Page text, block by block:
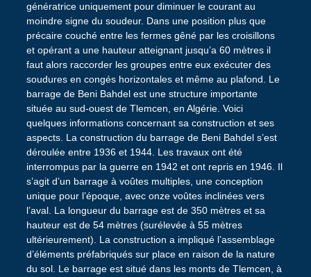
génératrice uniquement pour diminuer le courant au
moindre signe du soudeur. Dans une position plus que
précaire couché entre les fermes gêné par les croisillons
et opérant a une hauteur atteignant jusqu’a 60 mètres il
faut alors raccorder les groupes entre eux exécuter des
soudures en congés horizontales et même au plafond. Le
barrage de Beni Bahdel est une structure importante
située au sud-ouest de Tlemcen, en Algérie. Voici
quelques informations concernant sa construction et ses
aspects. La construction du barrage de Beni Bahdel s’est
déroulée entre 1936 et 1944. Les travaux ont été
interrompus par la guerre en 1942 et ont repris en 1946. Il
s’agit d’un barrage à voûtes multiples, une conception
unique pour l’époque, avec onze voûtes inclinées vers
l’aval. La longueur du barrage est de 350 mètres et sa
hauteur est de 54 mètres (surélevée à 55 mètres
ultérieurement). La construction a impliqué l’assemblage
d’éléments préfabriqués sur place en raison de la nature
du sol. Le barrage est situé dans les monts de Tlemcen, à